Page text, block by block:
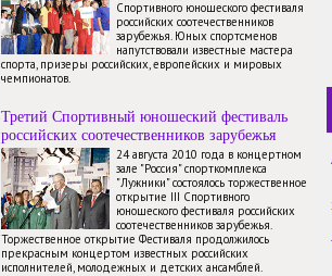
Спортивного юношеского фестиваля
российских соотечественников
зарубежья. Юных спортсменов
напутствовали известные мастера
спорта, призеры российских, европейских и мировых
чемпионатов.
Третий Спортивный юношеский фестиваль
российских соотечественников зарубежья
24 августа 2010 года в концертном
зале "Россия" спорткомплекса
"Лужники" состоялось торжественное
открытие III Спортивного
юношеского фестиваля российских
соотечественников зарубежья.
Торжественное открытие Фестиваля продолжилось
прекрасным концертом известных российских
исполнителей, молодежных и детских ансамблей.